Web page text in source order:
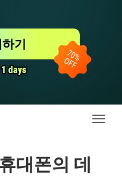
days
days
기
전
대폰의 데